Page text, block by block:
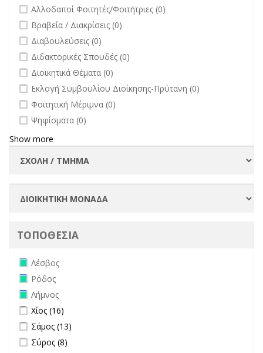
undefined
Αλλοδαποί Φοιτητές/Φοιτήτριες (0)
undefined
Βραβεία / Διακρίσεις (0)
undefined
Διαβουλεύσεις (0)
undefined
Διδακτορικές Σπουδές (0)
undefined
Διοικητικά Θέματα (0)
undefined
Εκλογή Συμβουλίου Διοίκησης-Πρύτανη (0)
undefined
Φοιτητική Μέριμνα (0)
undefined
Ψηφίσματα (0)
Show more
ΤΟΠΟΘΕΣΙΑ
Remove Λέσβος filter
Λέσβος
Remove Ρόδος filter
Ρόδος
Remove Λήμνος filter
Λήμνος
Apply Χίος filter
Χίος (16)
Apply Σάμος filter
Σάμος (13)
Apply Σύρος filter
Σύρος (8)